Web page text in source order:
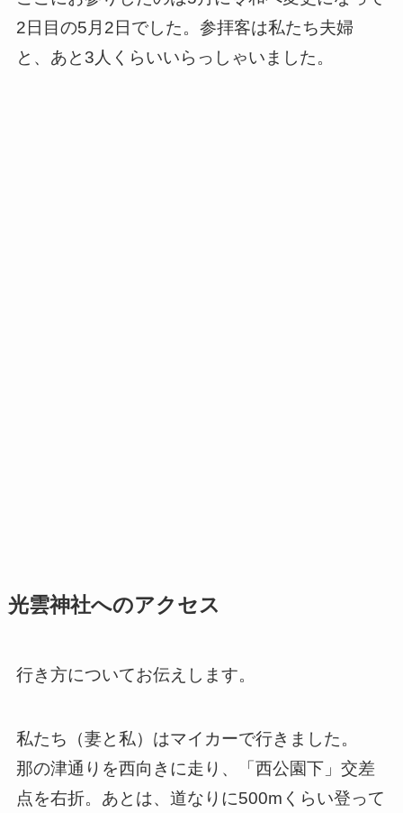
2日目の5月2日でした。参拝客は私たち夫婦
と、あと3人くらいいらっしゃいました。
光雲神社へのアクセス
行き方についてお伝えします。
私たち（妻と私）はマイカーで行きました。
那の津通りを西向きに走り、「西公園下」交差
点を右折。あとは、道なりに500mくらい登って